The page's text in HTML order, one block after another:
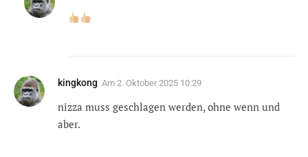
kingkong Am 2. Oktober 2025 10:29
nizza muss geschlagen werden, ohne wenn und
aber.